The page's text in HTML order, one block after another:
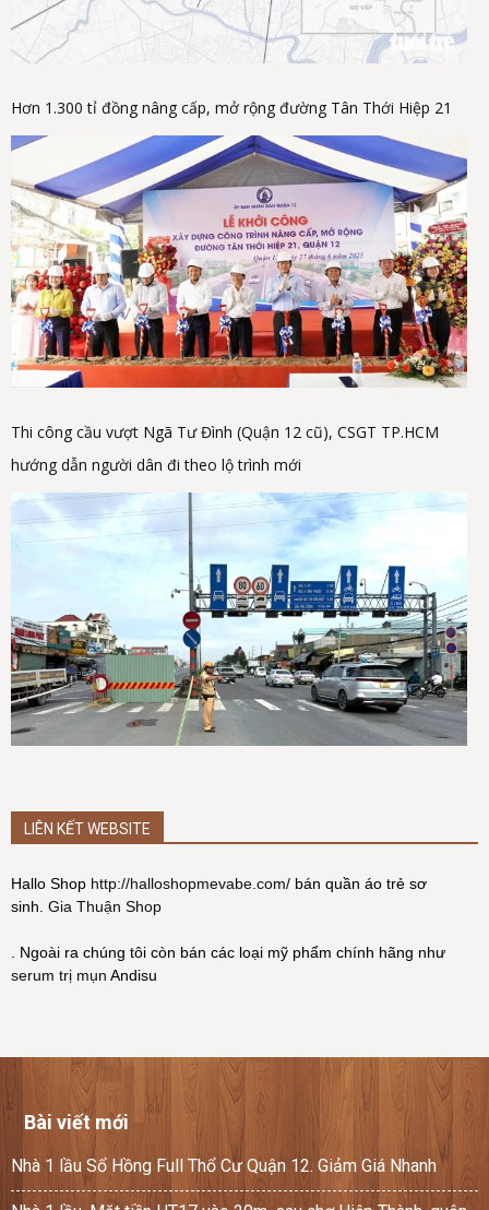
Hơn 1.300 tỉ đồng nâng cấp, mở rộng đường Tân Thới Hiệp 21
Thi công cầu vượt Ngã Tư Đình (Quận 12 cũ), CSGT TP.HCM
hướng dẫn người dân đi theo lộ trình mới
LIÊN KẾT WEBSITE
Hallo Shop http://halloshopmevabe.com/ bán quần áo trẻ sơ
sinh. Gia Thuận Shop
. Ngoài ra chúng tôi còn bán các loại mỹ phẩm chính hãng như
serum trị mụn Andisu
Bài viết mới
Nhà 1 lầu Sổ Hồng Full Thổ Cư Quận 12. Giảm Giá Nhanh